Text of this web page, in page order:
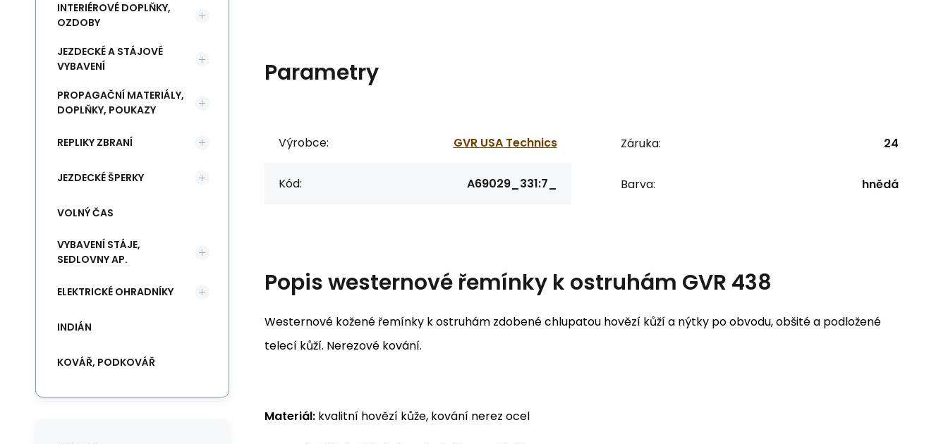
Parametry
Výrobce: GVR USA Technics
Kód: A69029_331:7_
Záruka: 24
Barva: hnědá
Popiswesternové řemínky k ostruhám GVR 438
Westernové kožené řemínky k ostruhám zdobené chlupatou hovězí kůží a nýtky po obvodu, obšité a podložené
telecí kůží. Nerezové kování.
Materiál: kvalitní hovězí kůže, kování nerez ocel
INTERIÉROVÉ DOPLŇKY,
OZDOBY
JEZDECKÉ A STÁJOVÉ
VYBAVENÍ
PROPAGAČNÍ MATERIÁLY,
DOPLŇKY, POUKAZY
REPLIKY ZBRANÍ
JEZDECKÉ ŠPERKY
VOLNÝ ČAS
VYBAVENÍ STÁJE,
SEDLOVNY AP.
ELEKTRICKÉ OHRADNÍKY
INDIÁN
KOVÁŘ, PODKOVÁŘ